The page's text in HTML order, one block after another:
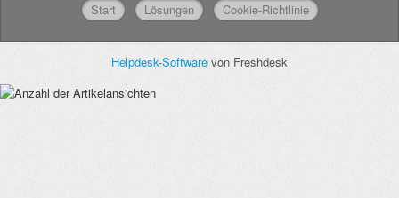
Start Lösungen Cookie-Richtlinie
Helpdesk-Software von Freshdesk